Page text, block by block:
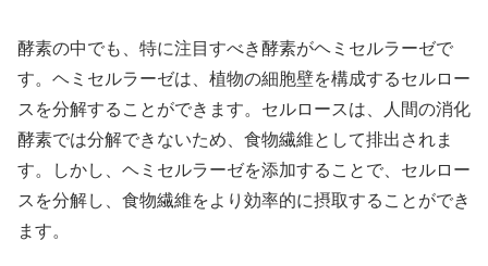
酵素の中でも、特に注目すべき酵素がヘミセルラーゼで
す。ヘミセルラーゼは、植物の細胞壁を構成するセルロー
スを分解することができます。セルロースは、人間の消化
酵素では分解できないため、食物繊維として排出されま
す。しかし、ヘミセルラーゼを添加することで、セルロー
スを分解し、食物繊維をより効率的に摂取することができ
ます。